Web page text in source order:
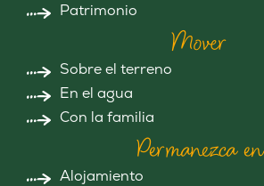
Patrimonio
Mover
Sobre el terreno
En el agua
Con la familia
Permanezca en
Alojamiento